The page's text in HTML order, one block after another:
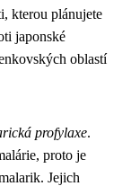
kterou plánujete
japonské
oblastí
profylaxe.
proto je
Jejich